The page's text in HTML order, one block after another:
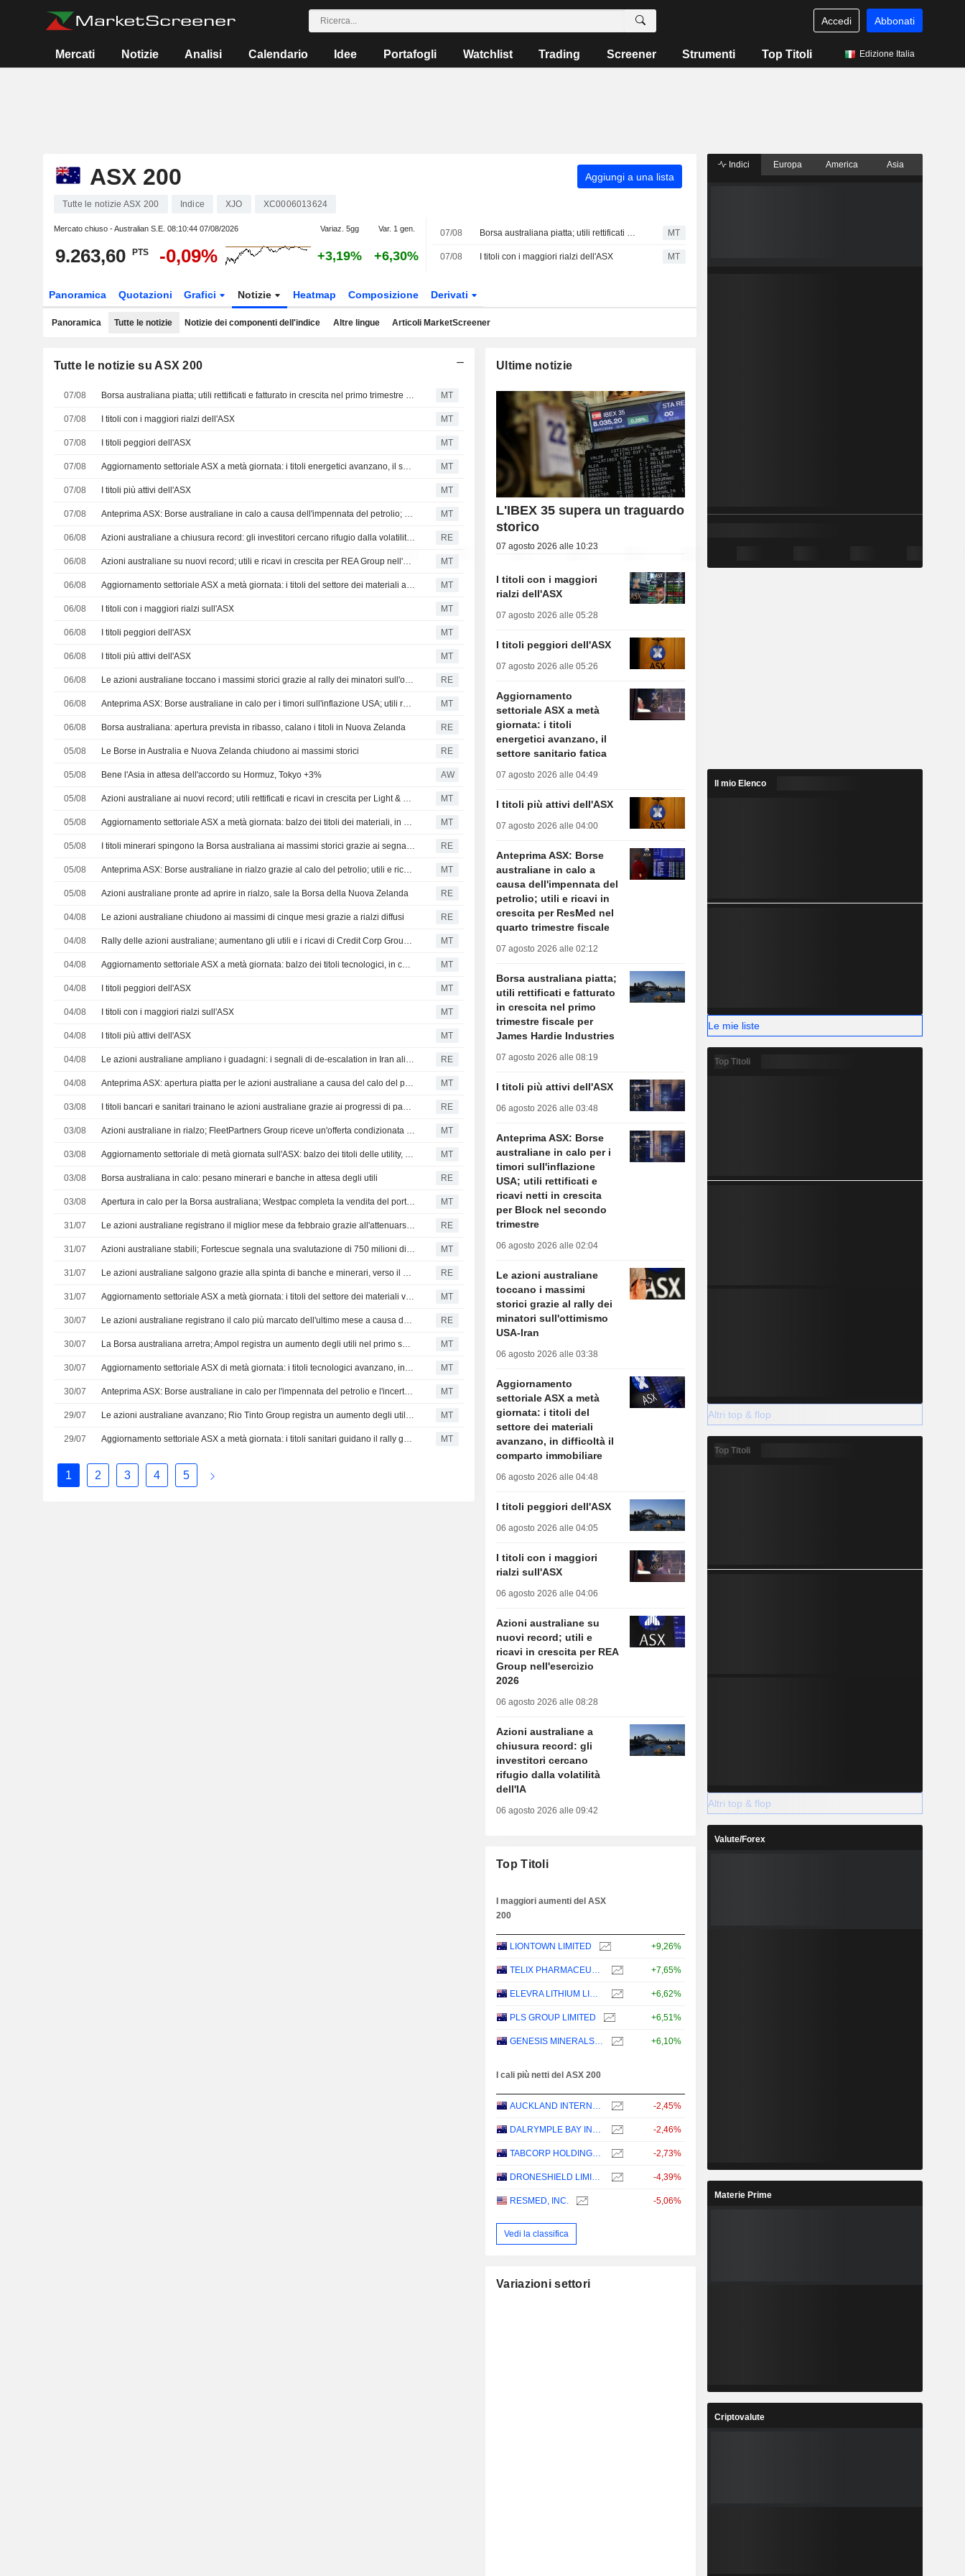
Accedi Abbonati
Mercati Notizie Analisi Calendario Idee Portafogli Watchlist Trading Screener Strumenti Top Titoli Edizione Italia
ASX 200 Aggiungi a una lista
Tutte le notizie ASX 200 Indice XJO XC0006013624
Mercato chiuso - Australian S.E. 08:10:44 07/08/2026 Variaz. 5gg Var. 1 gen.
9.263,60 PTS -0,09% +3,19% +6,30%
07/08 Borsa australiana piatta; utili rettificati e fatturato in crescita nel primo trimestre fiscale per James Hardie Industries MT
07/08 I titoli con i maggiori rialzi dell'ASX MT
Panoramica Quotazioni Grafici Notizie Heatmap Composizione Derivati
Panoramica Tutte le notizie Notizie dei componenti dell'indice Altre lingue Articoli MarketScreener
Tutte le notizie su ASX 200
07/08 Borsa australiana piatta; utili rettificati e fatturato in crescita nel primo trimestre fiscale per James Hardie Industries MT
07/08 I titoli con i maggiori rialzi dell'ASX MT
07/08 I titoli peggiori dell'ASX MT
07/08 Aggiornamento settoriale ASX a metà giornata: i titoli energetici avanzano, il settore sanitario fatica MT
07/08 I titoli più attivi dell'ASX MT
07/08 Anteprima ASX: Borse australiane in calo a causa dell'impennata del petrolio; utili e ricavi in crescita per ResMed nel quarto trimestre fiscale MT
06/08 Azioni australiane a chiusura record: gli investitori cercano rifugio dalla volatilità dell'IA RE
06/08 Azioni australiane su nuovi record; utili e ricavi in crescita per REA Group nell'esercizio 2026 MT
06/08 Aggiornamento settoriale ASX a metà giornata: i titoli del settore dei materiali avanzano, in difficoltà il comparto immobiliare MT
06/08 I titoli con i maggiori rialzi sull'ASX MT
06/08 I titoli peggiori dell'ASX MT
06/08 I titoli più attivi dell'ASX MT
06/08 Le azioni australiane toccano i massimi storici grazie al rally dei minatori sull'ottimismo USA-Iran RE
06/08 Anteprima ASX: Borse australiane in calo per i timori sull'inflazione USA; utili rettificati e ricavi netti in crescita per Block nel secondo trimestre MT
06/08 Borsa australiana: apertura prevista in ribasso, calano i titoli in Nuova Zelanda RE
05/08 Le Borse in Australia e Nuova Zelanda chiudono ai massimi storici RE
05/08 Bene l'Asia in attesa dell'accordo su Hormuz, Tokyo +3% AW
05/08 Azioni australiane ai nuovi record; utili rettificati e ricavi in crescita per Light & Wonder nel secondo trimestre MT
05/08 Aggiornamento settoriale ASX a metà giornata: balzo dei titoli dei materiali, in difficoltà il comparto energetico MT
05/08 I titoli minerari spingono la Borsa australiana ai massimi storici grazie ai segnali di distensione in Iran RE
05/08 Anteprima ASX: Borse australiane in rialzo grazie al calo del petrolio; utili e ricavi in crescita per Light & Wonder nel secondo trimestre MT
05/08 Azioni australiane pronte ad aprire in rialzo, sale la Borsa della Nuova Zelanda RE
04/08 Le azioni australiane chiudono ai massimi di cinque mesi grazie a rialzi diffusi RE
04/08 Rally delle azioni australiane; aumentano gli utili e i ricavi di Credit Corp Group per l'esercizio 2026 MT
04/08 Aggiornamento settoriale ASX a metà giornata: balzo dei titoli tecnologici, in calo il settore dei beni di consumo di base MT
04/08 I titoli peggiori dell'ASX MT
04/08 I titoli con i maggiori rialzi sull'ASX MT
04/08 I titoli più attivi dell'ASX MT
04/08 Le azioni australiane ampliano i guadagni: i segnali di de-escalation in Iran alimentano la propensione al rischio RE
04/08 Anteprima ASX: apertura piatta per le azioni australiane a causa del calo del petrolio; utili e ricavi in crescita per Credit Corp Group nell'esercizio 2026 MT
03/08 I titoli bancari e sanitari trainano le azioni australiane grazie ai progressi di pace in Iran RE
03/08 Azioni australiane in rialzo; FleetPartners Group riceve un'offerta condizionata non vincolante da SG Fleet MT
03/08 Aggiornamento settoriale di metà giornata sull'ASX: balzo dei titoli delle utility, in difficoltà il settore energetico MT
03/08 Borsa australiana in calo: pesano minerari e banche in attesa degli utili RE
03/08 Apertura in calo per la Borsa australiana; Westpac completa la vendita del portafoglio mutui a un consorzio che include Pepper Money MT
31/07 Le azioni australiane registrano il miglior mese da febbraio grazie all'attenuarsi dei timori sui tassi RE
31/07 Azioni australiane stabili; Fortescue segnala una svalutazione di 750 milioni di USD per il progetto Iron Bridge MT
31/07 Le azioni australiane salgono grazie alla spinta di banche e minerari, verso il quarto guadagno mensile consecutivo RE
31/07 Aggiornamento settoriale ASX a metà giornata: i titoli del settore dei materiali volano, in difficoltà il comparto sanitario MT
30/07 Le azioni australiane registrano il calo più marcato dell'ultimo mese a causa delle tensioni in Medio Oriente e dell'incertezza sulla Fed RE
30/07 La Borsa australiana arretra; Ampol registra un aumento degli utili nel primo semestre e annuncia una manutenzione straordinaria per la raffineria del Queensland MT
30/07 Aggiornamento settoriale ASX di metà giornata: i titoli tecnologici avanzano, in difficoltà il settore immobiliare MT
30/07 Anteprima ASX: Borse australiane in calo per l'impennata del petrolio e l'incertezza sulla Fed; Champion Iron in perdita nel primo trimestre fiscale, fatturato in calo MT
29/07 Le azioni australiane avanzano; Rio Tinto Group registra un aumento degli utili sottostanti e del fatturato nel primo semestre MT
29/07 Aggiornamento settoriale ASX a metà giornata: i titoli sanitari guidano il rally generalizzato MT
1 2 3 4 5
Ultime notizie
L'IBEX 35 supera un traguardo
storico
07 agosto 2026 alle 10:23
I titoli con i maggiori
rialzi dell'ASX
07 agosto 2026 alle 05:28
I titoli peggiori dell'ASX
07 agosto 2026 alle 05:26
Aggiornamento
settoriale ASX a metà
giornata: i titoli
energetici avanzano, il
settore sanitario fatica
07 agosto 2026 alle 04:49
I titoli più attivi dell'ASX
07 agosto 2026 alle 04:00
Anteprima ASX: Borse
australiane in calo a
causa dell'impennata del
petrolio; utili e ricavi in
crescita per ResMed nel
quarto trimestre fiscale
07 agosto 2026 alle 02:12
Borsa australiana piatta;
utili rettificati e fatturato
in crescita nel primo
trimestre fiscale per
James Hardie Industries
07 agosto 2026 alle 08:19
I titoli più attivi dell'ASX
06 agosto 2026 alle 03:48
Anteprima ASX: Borse
australiane in calo per i
timori sull'inflazione
USA; utili rettificati e
ricavi netti in crescita
per Block nel secondo
trimestre
06 agosto 2026 alle 02:04
Le azioni australiane
toccano i massimi
storici grazie al rally dei
minatori sull'ottimismo
USA-Iran
06 agosto 2026 alle 03:38
Aggiornamento
settoriale ASX a metà
giornata: i titoli del
settore dei materiali
avanzano, in difficoltà il
comparto immobiliare
06 agosto 2026 alle 04:48
I titoli peggiori dell'ASX
06 agosto 2026 alle 04:05
I titoli con i maggiori
rialzi sull'ASX
06 agosto 2026 alle 04:06
Azioni australiane su
nuovi record; utili e
ricavi in crescita per REA
Group nell'esercizio
2026
06 agosto 2026 alle 08:28
Azioni australiane a
chiusura record: gli
investitori cercano
rifugio dalla volatilità
dell'IA
06 agosto 2026 alle 09:42
Top Titoli
I maggiori aumenti del ASX
200
LIONTOWN LIMITED +9,26%
TELIX PHARMACEUTICALS LIMITED +7,65%
ELEVRA LITHIUM LIMITED +6,62%
PLS GROUP LIMITED +6,51%
GENESIS MINERALS LIMITED +6,10%
I cali più netti del ASX 200
AUCKLAND INTERNATIONAL AIRPORT LIMITED -2,45%
DALRYMPLE BAY INFRASTRUCTURE LIMITED -2,46%
TABCORP HOLDINGS LIMITED -2,73%
DRONESHIELD LIMITED -4,39%
RESMED, INC. -5,06%
Vedi la classifica
Variazioni settori
Indici Europa America Asia
Il mio Elenco
Le mie liste
Top Titoli
Altri top & flop
Top Titoli
Altri top & flop
Valute/Forex
Materie Prime
Criptovalute